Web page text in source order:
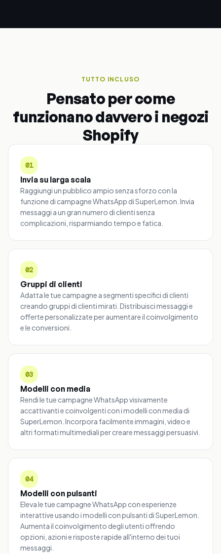
TUTTO INCLUSO
Pensato per come
funzionano davvero i negozi
Shopify
01
Invia su larga scala
Raggiungi un pubblico ampio senza sforzo con la
funzione di campagne WhatsApp di SuperLemon. Invia
messaggi a un gran numero di clienti senza
complicazioni, risparmiando tempo e fatica.
02
Gruppi di clienti
Adatta le tue campagne a segmenti specifici di clienti
creando gruppi di clienti mirati. Distribuisci messaggi e
offerte personalizzate per aumentare il coinvolgimento
e le conversioni.
03
Modelli con media
Rendi le tue campagne WhatsApp visivamente
accattivanti e coinvolgenti con i modelli con media di
SuperLemon. Incorpora facilmente immagini, video e
altri formati multimediali per creare messaggi persuasivi.
04
Modelli con pulsanti
Eleva le tue campagne WhatsApp con esperienze
interattive usando i modelli con pulsanti di SuperLemon.
Aumenta il coinvolgimento degli utenti offrendo
opzioni, azioni e risposte rapide all'interno dei tuoi
messaggi.